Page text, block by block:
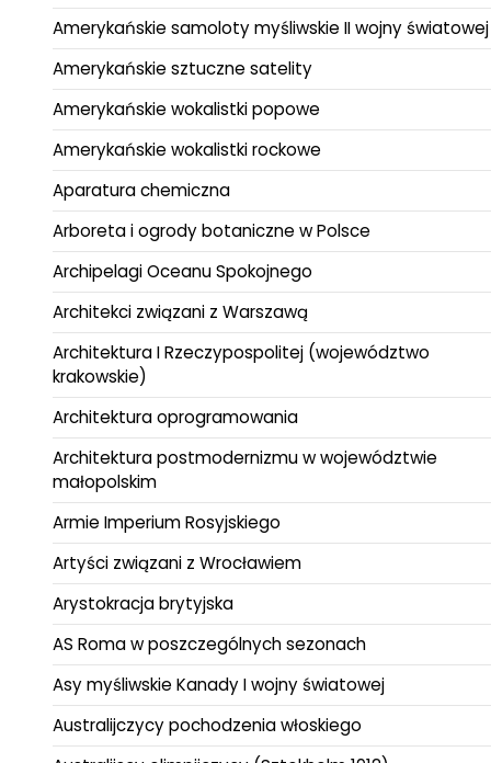
Amerykańskie samoloty myśliwskie II wojny światowej
Amerykańskie sztuczne satelity
Amerykańskie wokalistki popowe
Amerykańskie wokalistki rockowe
Aparatura chemiczna
Arboreta i ogrody botaniczne w Polsce
Archipelagi Oceanu Spokojnego
Architekci związani z Warszawą
Architektura I Rzeczypospolitej (województwo
krakowskie)
Architektura oprogramowania
Architektura postmodernizmu w województwie
małopolskim
Armie Imperium Rosyjskiego
Artyści związani z Wrocławiem
Arystokracja brytyjska
AS Roma w poszczególnych sezonach
Asy myśliwskie Kanady I wojny światowej
Australijczycy pochodzenia włoskiego